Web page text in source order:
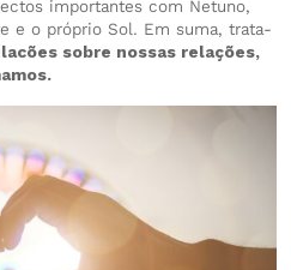
importantes com Netuno,
e o próprio Sol. Em suma, trata-
sobre nossas relações,